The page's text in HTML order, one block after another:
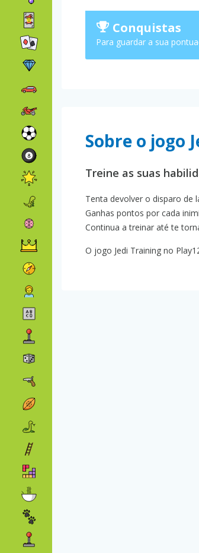
Conquistas
Para guardar a sua
Sobre o jogo
Treine as suas
Tenta devolver o disparo de
Ganhas pontos por cada
Continua a treinar até te
O jogo Jedi Training no